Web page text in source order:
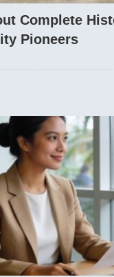
Complete
Pioneers